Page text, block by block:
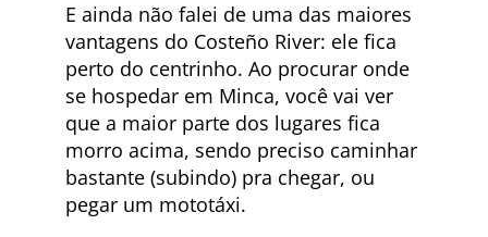
E ainda não falei de uma das maiores
vantagens do Costeño River: ele fica
perto do centrinho. Ao procurar onde
se hospedar em Minca, você vai ver
que a maior parte dos lugares fica
morro acima, sendo preciso caminhar
bastante (subindo) pra chegar, ou
pegar um mototáxi.